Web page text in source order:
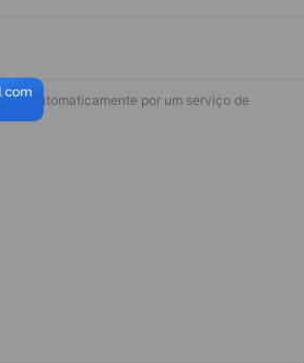
indisponível
deu errado. Faça login
automaticamente por um serviço de